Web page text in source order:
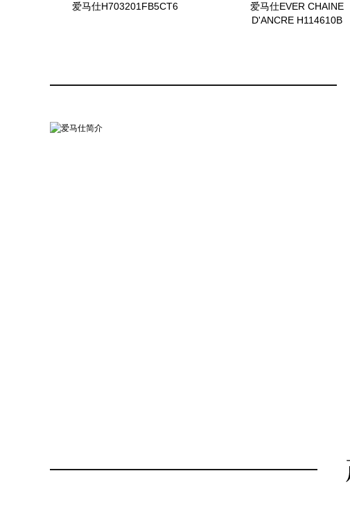
爱马仕H703201FB5CT6
爱马仕EVER CHAINE
D'ANCRE H114610B